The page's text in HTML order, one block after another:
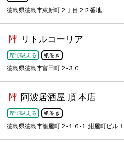
徳島県徳島市東新町２丁目２２番地
リトルコーリア
席で吸える 紙巻き
徳島県徳島市富田町２-３０
阿波居酒屋 頂 本店
席で吸える 紙巻き
徳島県徳島市籠屋町２-１６-１ 紺屋町ビル